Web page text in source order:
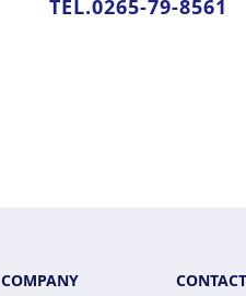
TEL.0265-79-8561
COMPANY CONTACT